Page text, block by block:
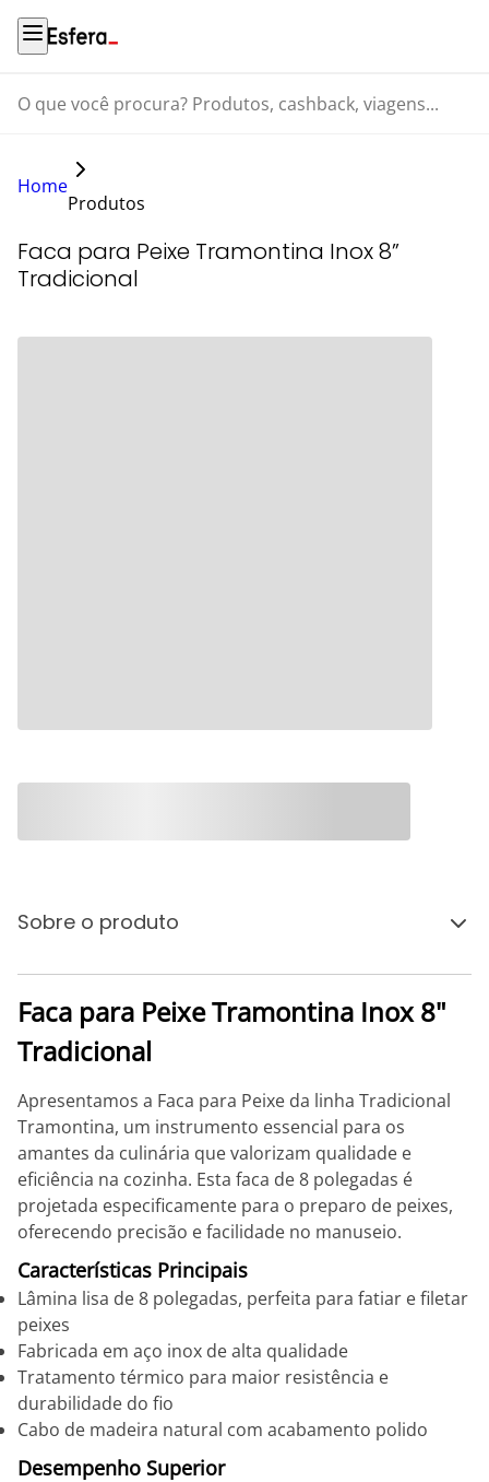
O que você procura? Produtos, cashback, viagens...
Home
Produtos
Faca para Peixe Tramontina Inox 8”
Tradicional
Sobre o produto
Faca para Peixe Tramontina Inox 8"
Tradicional
Apresentamos a Faca para Peixe da linha Tradicional
Tramontina, um instrumento essencial para os
amantes da culinária que valorizam qualidade e
eficiência na cozinha. Esta faca de 8 polegadas é
projetada especificamente para o preparo de peixes,
oferecendo precisão e facilidade no manuseio.
Características Principais
Lâmina lisa de 8 polegadas, perfeita para fatiar e filetar
peixes
Fabricada em aço inox de alta qualidade
Tratamento térmico para maior resistência e
durabilidade do fio
Cabo de madeira natural com acabamento polido
Desempenho Superior